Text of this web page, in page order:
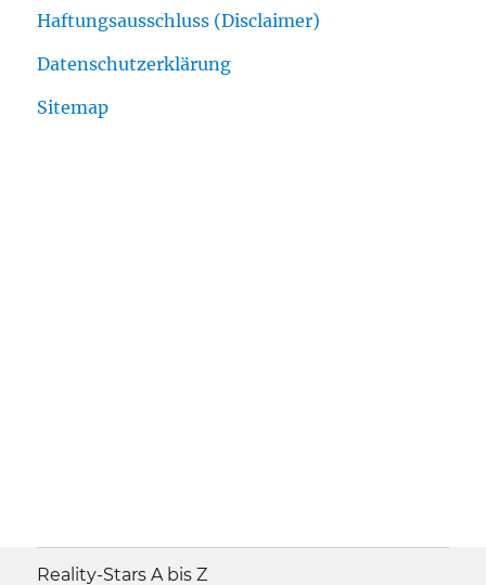
Haftungsausschluss (Disclaimer)
Datenschutzerklärung
Sitemap
Reality-Stars A bis Z